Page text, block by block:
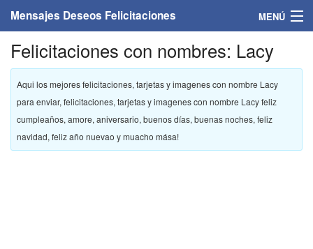
Mensajes Deseos Felicitaciones MENÚ
Home
Mensajes
Felicitaciones
Felicitaciones con nombres
Felicitaciones con nombres: Lacy
Aqui los mejores felicitaciones, tarjetas y imagenes con nombre Lacy
para enviar, felicitaciones, tarjetas y imagenes con nombre Lacy feliz
cumpleaños, amore, aniversario, buenos días, buenas noches, feliz
navidad, feliz año nuevao y muacho mása!